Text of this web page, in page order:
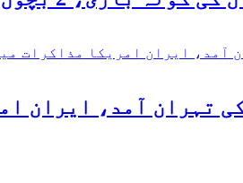
تہران آمد، ایران